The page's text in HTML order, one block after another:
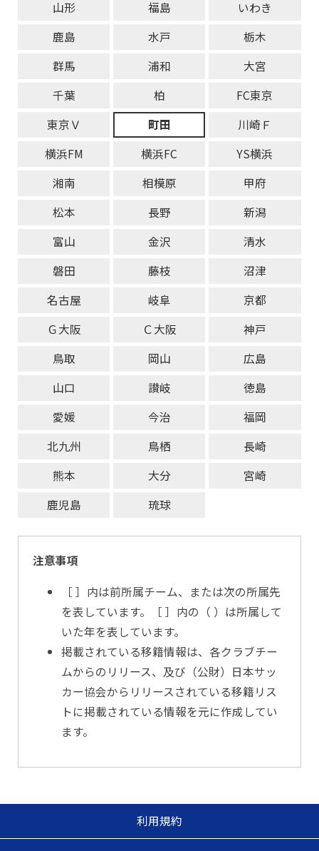
山形
福島
いわき
鹿島
水戸
栃木
群馬
浦和
大宮
千葉
柏
FC東京
東京Ｖ
町田
川崎Ｆ
横浜FM
横浜FC
YS横浜
湘南
相模原
甲府
松本
長野
新潟
富山
金沢
清水
磐田
藤枝
沼津
名古屋
岐阜
京都
Ｇ大阪
Ｃ大阪
神戸
鳥取
岡山
広島
山口
讃岐
徳島
愛媛
今治
福岡
北九州
鳥栖
長崎
熊本
大分
宮崎
鹿児島
琉球
注意事項
［ ］内は前所属チーム、または次の所属先
を表しています。［ ］内の（ ）は所属して
いた年を表しています。
掲載されている移籍情報は、各クラブチー
ムからのリリース、及び（公財）日本サッ
カー協会からリリースされている移籍リス
トに掲載されている情報を元に作成してい
ます。
利用規約